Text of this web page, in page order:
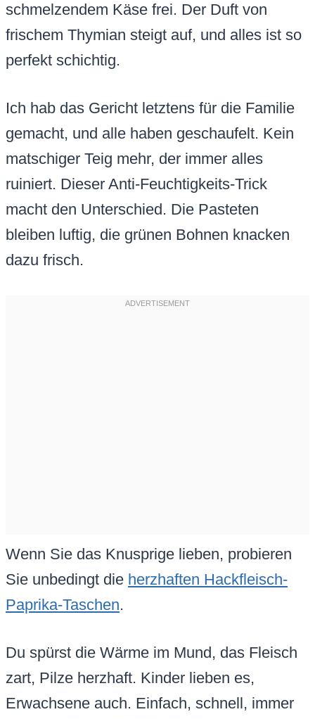
schmelzendem Käse frei. Der Duft von
frischem Thymian steigt auf, und alles ist so
perfekt schichtig.
Ich hab das Gericht letztens für die Familie
gemacht, und alle haben geschaufelt. Kein
matschiger Teig mehr, der immer alles
ruiniert. Dieser Anti-Feuchtigkeits-Trick
macht den Unterschied. Die Pasteten
bleiben luftig, die grünen Bohnen knacken
dazu frisch.
Wenn Sie das Knusprige lieben, probieren
Sie unbedingt die herzhaften Hackfleisch-
Paprika-Taschen.
Du spürst die Wärme im Mund, das Fleisch
zart, Pilze herzhaft. Kinder lieben es,
Erwachsene auch. Einfach, schnell, immer